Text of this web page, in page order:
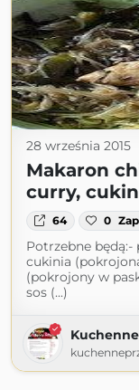
28 września 2015
Makaron
curry,
64 0
Potrzebne będą:-
cukinia
(pokrojony w
sos (...)